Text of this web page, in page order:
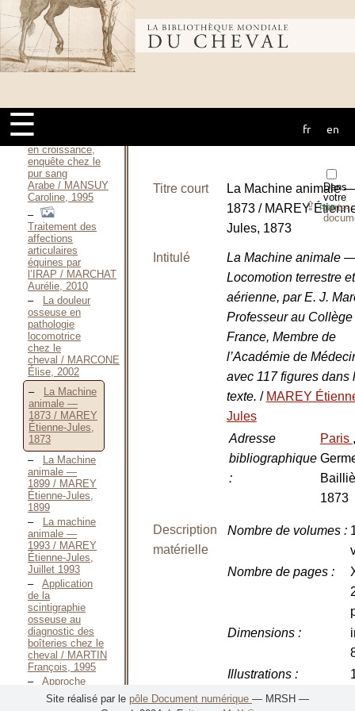
Bibliothèque
mondiale du
cheval
☰ fr en
cheval / MALLÉDAN
Tifenn, 2014
Adaptation
de l’os canon du
cheval à
l’entrainement / MALTOT
et troubles
orthopédiques
chez le cheval
en croissance,
enquête chez le
pur sang
Arabe / MANSUY
Caroline, 1995
Traitement des
affections
articulaires
équines par
l’IRAP / MARCHAT
Aurélie, 2010
La douleur
osseuse en
pathologie
locomotrice
chez le
cheval / MARCONE
Élise, 2002
La Machine
animale —
1873 / MAREY
Étienne-Jules,
1873
La Machine
animale —
1899 / MAREY
Étienne-Jules,
1899
La machine
animale —
1993 / MAREY
Étienne-Jules,
Juillet 1993
Application
de la
scintigraphie
osseuse au
diagnostic des
boîteries chez le
cheval / MARTIN
François, 1995
Approche
radiographique
de la colonne
Dans
votre
porte-
⇪PDF
Titre court
La Machine animale
1873 / MAREY
Jules, 1873
Intitulé
La Machine animale
Locomotion terrestre et
aérienne, par E. J.
Professeur au Collège
France, Membre de
l’Académie de
avec 117 figures dans
texte. / MAREY
Jules
Adresse
bibliographique
:
Paris ,
1873
Description
matérielle
Nombre de volumes:
Nombre de pages:
Dimensions:
Illustrations:
Site réalisé par le pôle Document numérique — MRSH —